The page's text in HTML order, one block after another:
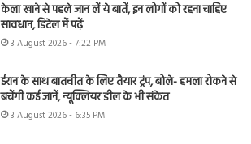
केला खाने से पहले जान लें ये बातें, इन लोगों को रहना चाहिए
सावधान, डिटेल में पढ़ें
3 August 2026 - 7:22 PM
ईरान के साथ बातचीत के लिए तैयार ट्रंप, बोले- हमला रोकने से
बचेंगी कई जानें, न्यूक्लियर डील के भी संकेत
3 August 2026 - 6:35 PM